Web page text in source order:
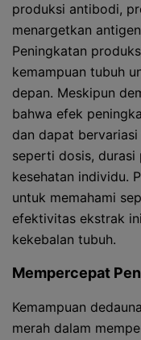
produksi antibodi,
menargetkan
Peningkatan
kemampuan tubuh
depan. Meskipun
bahwa efek
dan dapat
seperti dosis, durasi
kesehatan individu.
untuk memahami
efektivitas ekstrak
kekebalan tubuh.
Mempercepat
Kemampuan
merah dalam